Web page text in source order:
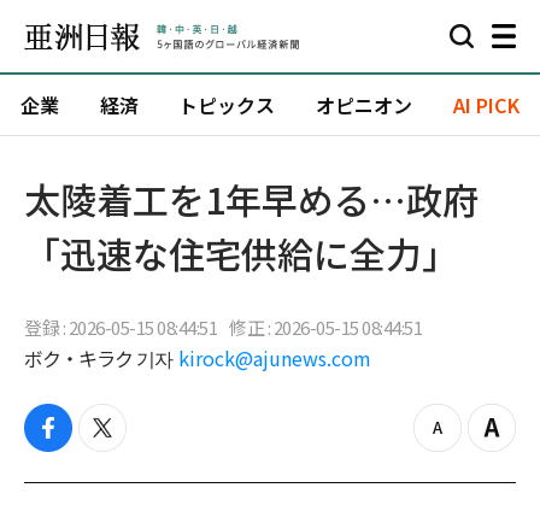
企業 経済 トピックス オピニオン AI PICK
太陵着工を1年早める…政府
「迅速な住宅供給に全力」
登録 : 2026-05-15 08:44:51 修正 : 2026-05-15 08:44:51
ボク・キラク 기자 kirock@ajunews.com
f
c
t
i
z
o
Z
o